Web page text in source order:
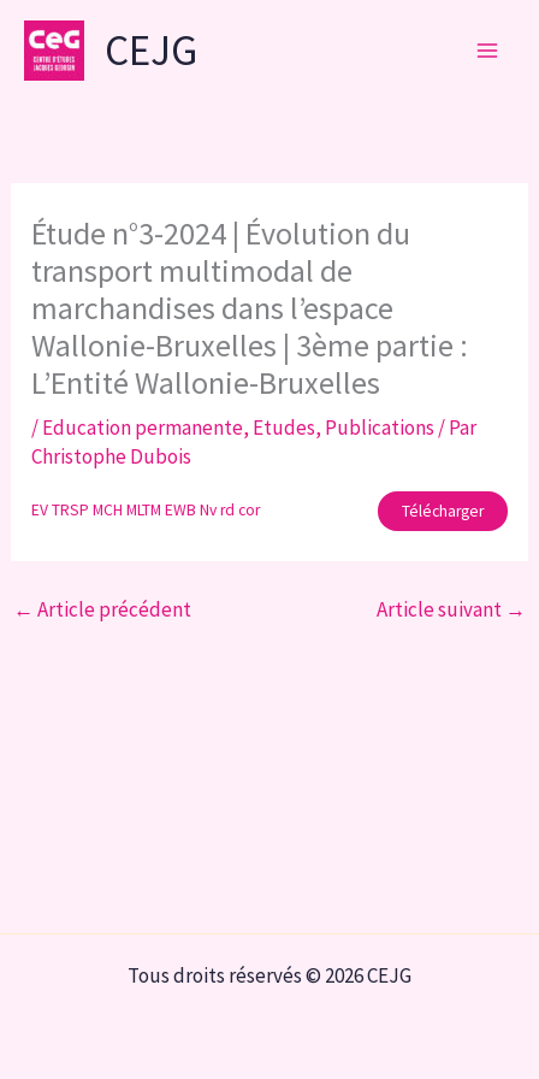
Aller
contenu
CEJG
Étude n°3-2024 | Évolution du
transport multimodal de
marchandises dans l’espace
Wallonie-Bruxelles | 3ème partie :
L’Entité Wallonie-Bruxelles
/Education permanente, Etudes, Publications / Par
Christophe Dubois
EV TRSP MCH MLTM EWB Nv rd cor Télécharger
← Article précédent Article suivant →
Tous droits réservés © 2026 CEJG